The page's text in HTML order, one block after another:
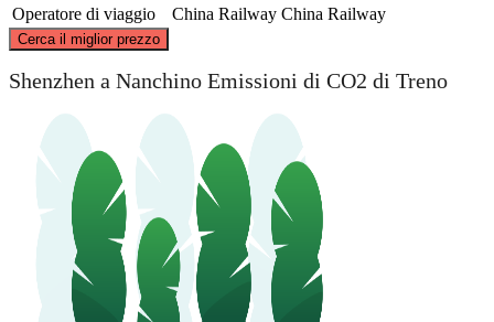
Operatore di viaggio
China Railway China Railway
Cerca il miglior prezzo
Shenzhen
©CARTO, ©OpenStreetMap
Shenzhen a Nanchino Emissioni di CO2 di Treno